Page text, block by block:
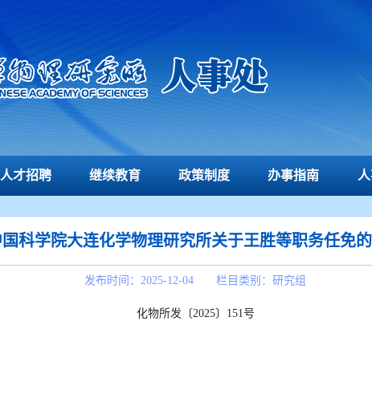
人才招聘 继续教育 政策制度 办事指南
国科学院大连化学物理研究所关于王胜等职务任免
发布时间：2025-12-04 栏目类别：研究组
化物所发〔2025〕151号